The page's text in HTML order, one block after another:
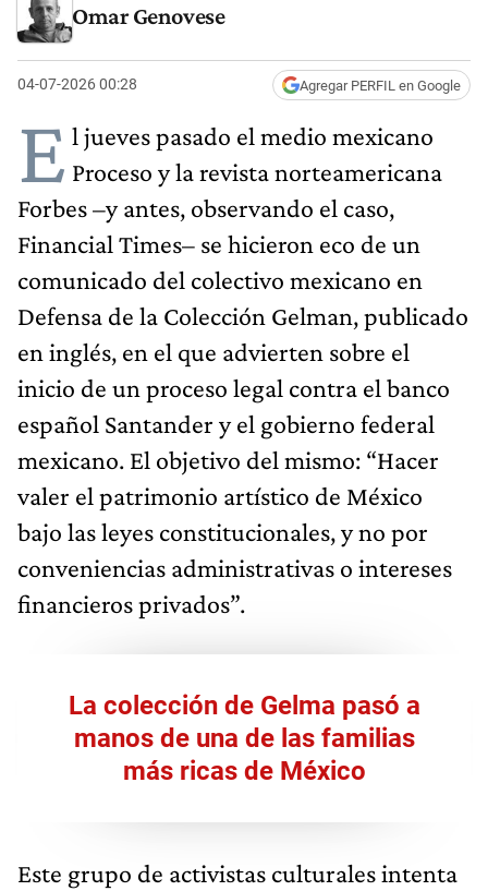
Omar Genovese
04-07-2026 00:28 Agregar PERFIL en Google
E l jueves pasado el medio mexicano
Proceso y la revista norteamericana
Forbes –y antes, observando el caso,
Financial Times– se hicieron eco de un
comunicado del colectivo mexicano en
Defensa de la Colección Gelman, publicado
en inglés, en el que advierten sobre el
inicio de un proceso legal contra el banco
español Santander y el gobierno federal
mexicano. El objetivo del mismo: “Hacer
valer el patrimonio artístico de México
bajo las leyes constitucionales, y no por
conveniencias administrativas o intereses
financieros privados”.
La colección de Gelma pasó a
manos de una de las familias
más ricas de México
Este grupo de activistas culturales intenta